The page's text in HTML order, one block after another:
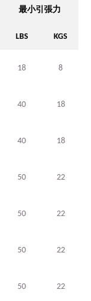
最小引張力
LBS KGS
18 8
40 18
40 18
50 22
50 22
50 22
50 22